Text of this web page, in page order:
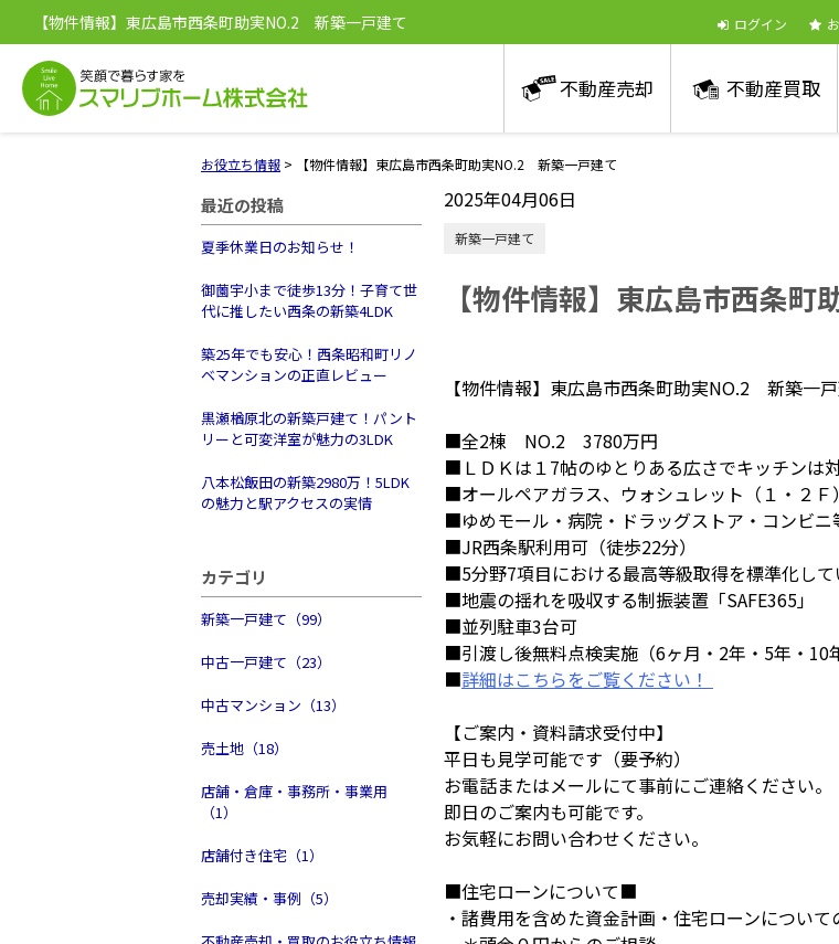
【物件情報】東広島市西条町助実NO.2 新築一戸建て ログイン
不動産売却 不動産買取
お役立ち情報 > 【物件情報】東広島市西条町助実NO.2 新築一戸建て
最近の投稿
夏季休業日のお知らせ！
御薗宇小まで徒歩13分！子育て世
代に推したい西条の新築4LDK
築25年でも安心！西条昭和町リノ
ベマンションの正直レビュー
黒瀬楢原北の新築戸建て！パント
リーと可変洋室が魅力の3LDK
八本松飯田の新築2980万！5LDK
の魅力と駅アクセスの実情
カテゴリ
新築一戸建て（99）
中古一戸建て（23）
中古マンション（13）
売土地（18）
店舗・倉庫・事務所・事業用
（1）
店舗付き住宅（1）
売却実績・事例（5）
2025年04月06日
新築一戸建て
【物件情報】東広島市西条
【物件情報】東広島市西条町助実NO.2 新築一
■全2棟 NO.2 3780万円
■ＬＤＫは１7帖のゆとりある広さでキッチンは
■オールペアガラス、ウォシュレット（１・２Ｆ
■ゆめモール・病院・ドラッグストア・コンビニ
■JR西条駅利用可（徒歩22分）
■5分野7項目における最高等級取得を標準化して
■地震の揺れを吸収する制振装置「SAFE365」
■並列駐車3台可
■引渡し後無料点検実施（6ヶ月・2年・5年・10
■詳細はこちらをご覧ください！
【ご案内・資料請求受付中】
平日も見学可能です（要予約）
お電話またはメールにて事前にご連絡ください。
即日のご案内も可能です。
お気軽にお問い合わせください。
■住宅ローンについて■
・諸費用を含めた資金計画・住宅ローンについて